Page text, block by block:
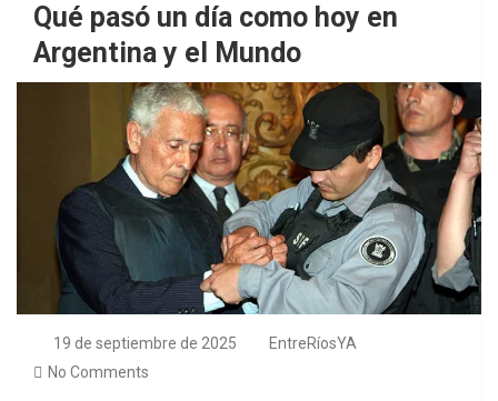
Qué pasó un día como hoy en
Argentina y el Mundo
19 de septiembre de 2025
EntreRíosYA
No Comments